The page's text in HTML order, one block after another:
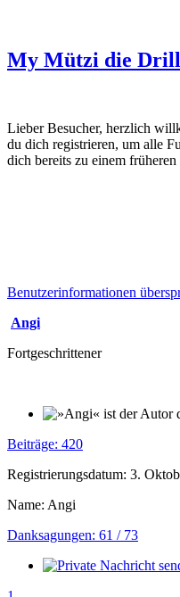
My Mützi die
Lieber Besucher, herzlich
du dich registrieren, um alle
dich bereits zu einem
Benutzerinformationen
Angi
Fortgeschrittener
Beiträge: 420
Registrierungsdatum: 3.
Name: Angi
Danksagungen: 61 / 73